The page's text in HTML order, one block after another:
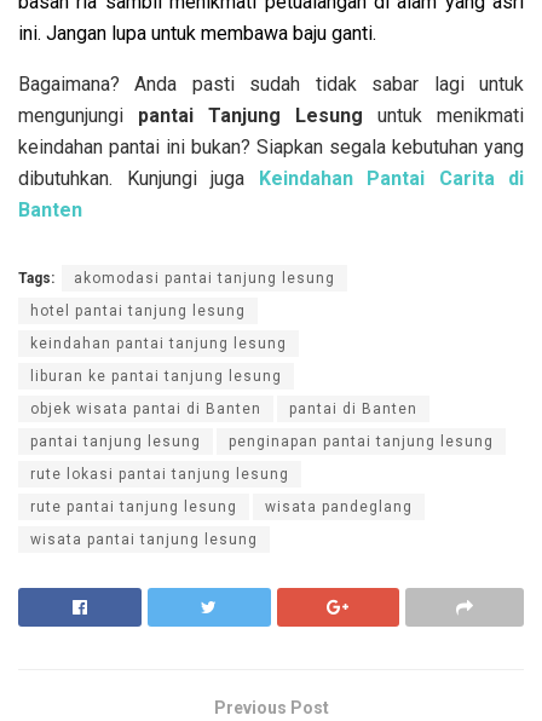
ini. Jangan lupa untuk membawa baju ganti.
Bagaimana? Anda pasti sudah tidak sabar lagi untuk
mengunjungi pantai Tanjung Lesung untuk menikmati
keindahan pantai ini bukan? Siapkan segala kebutuhan yang
dibutuhkan. Kunjungi juga Keindahan Pantai Carita di
Banten
Tags:
akomodasi pantai tanjung lesung
hotel pantai tanjung lesung
keindahan pantai tanjung lesung
liburan ke pantai tanjung lesung
objek wisata pantai di Banten
pantai di Banten
pantai tanjung lesung
penginapan pantai tanjung lesung
rute lokasi pantai tanjung lesung
rute pantai tanjung lesung
wisata pandeglang
wisata pantai tanjung lesung
Previous Post